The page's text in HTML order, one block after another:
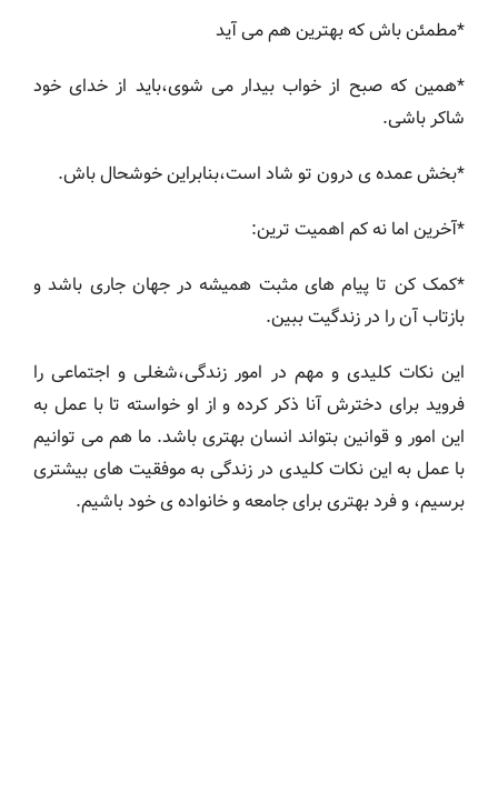
*مطمئن باش که بهترین هم می آید
*همین که صبح از خواب بیدار می شوی،باید از خدای خود
شاکر باشی.
*بخش عمده ی درون تو شاد است،بنابراین خوشحال باش.
*آخرین اما نه کم اهمیت ترین:
*کمک کن تا پیام های مثبت همیشه در جهان جاری باشد و
بازتاب آن را در زندگیت ببین.
این نکات کلیدی و مهم در امور زندگی،شغلی و اجتماعی را
فروید برای دخترش آنا ذکر کرده و از او خواسته تا با عمل به
این امور و قوانین بتواند انسان بهتری باشد. ما هم می توانیم
با عمل به این نکات کلیدی در زندگی به موفقیت های بیشتری
برسیم، و فرد بهتری برای جامعه و خانواده ی خود باشیم.